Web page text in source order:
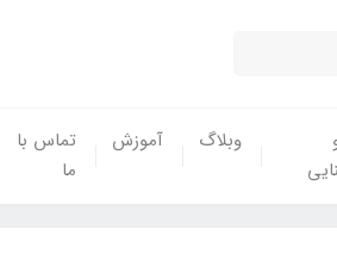
وبلاگ آموزش
تماس با
ما